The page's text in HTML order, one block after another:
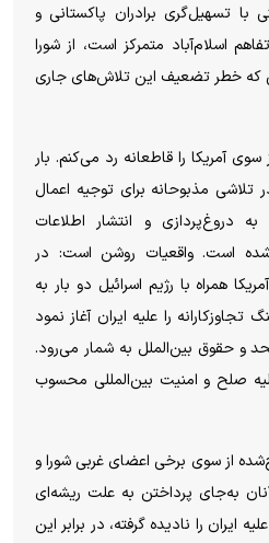
تسهیل‌گری برادران پاکستانی و
اسلام‌آباد متمرکز است، از شورا
که خطر تضعیف این تلاش‌های جاری
آمریکا را قاطعانه رد می‌کنم. بار
تلاشی مذبوحانه برای توجیه اعمال
به دروغ‌پردازی و انتشار اطلاعات
شده است. واقعیات روشن است: در
همراه با رژیم اسرائیل دو بار به
را علیه ایران آغاز نمود
و حقوق بین‌الملل به شمار می‌رود.
صلح و امنیت بین‌المللی محسوب
از سوی برخی اعضای غربی شورا و
به‌جای پرداختن به علت ریشه‌ای
ایران را نادیده گرفته، در برابر این